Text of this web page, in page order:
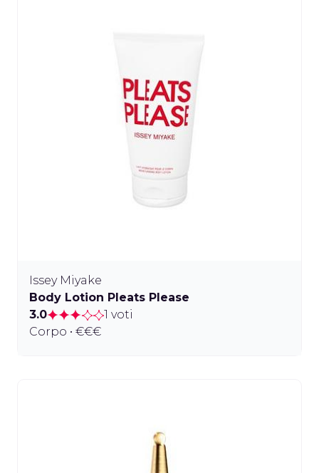
Issey Miyake
Body Lotion Pleats Please
3.0
1 voti
Corpo • €€€